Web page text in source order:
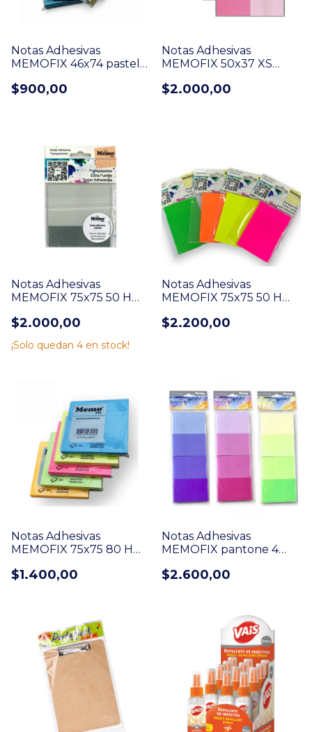
Notas Adhesivas
MEMOFIX 46x74 pastel
$900,00
Notas Adhesivas
MEMOFIX 50x37 XS
$2.000,00
Notas Adhesivas
MEMOFIX 75x75 50 H
(803M)
$2.000,00
¡Solo quedan 4 en stock!
Notas Adhesivas
MEMOFIX 75x75 50 H
Surtidas (803)
$2.200,00
Notas Adhesivas
MEMOFIX 75x75 80 H
$1.400,00
Notas Adhesivas
MEMOFIX pantone 4
Pantone (902)
$2.600,00